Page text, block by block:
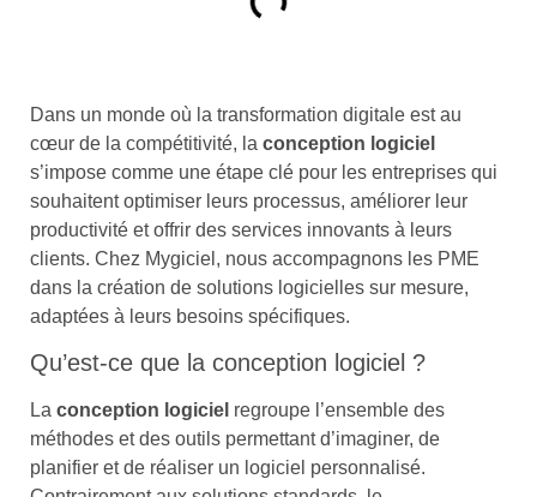
Dans un monde où la transformation digitale est au
cœur de la compétitivité, la conception logiciel
s’impose comme une étape clé pour les entreprises qui
souhaitent optimiser leurs processus, améliorer leur
productivité et offrir des services innovants à leurs
clients. Chez Mygiciel, nous accompagnons les PME
dans la création de solutions logicielles sur mesure,
adaptées à leurs besoins spécifiques.
Qu’est-ce que la conception logiciel ?
La conception logiciel regroupe l’ensemble des
méthodes et des outils permettant d’imaginer, de
planifier et de réaliser un logiciel personnalisé.